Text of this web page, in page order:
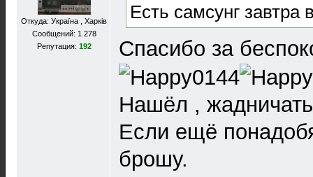
Откуда: Україна , Харків
Сообщений: 1 278
Репутация: 192
Есть самсунг завтра
Спасибо за
Нашёл ,
Если ещё
брошу.